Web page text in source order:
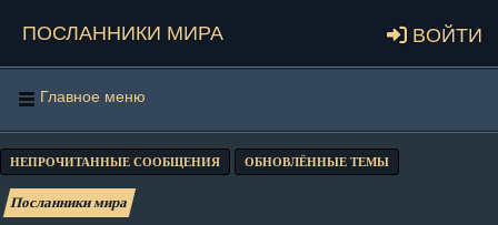
Посланники мира Войти
Главное меню
НЕПРОЧИТАННЫЕ СООБЩЕНИЯ ОБНОВЛЁННЫЕ ТЕМЫ
Посланники мира